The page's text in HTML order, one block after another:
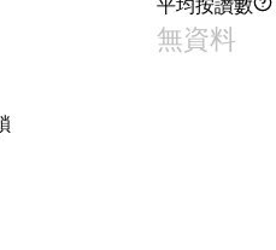
無資料